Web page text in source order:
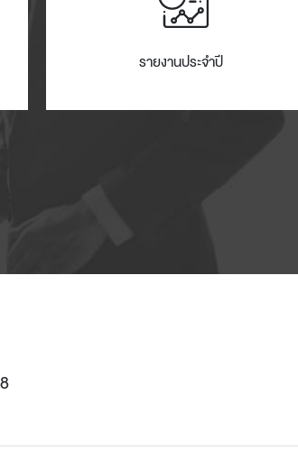
รายงานประจำปี